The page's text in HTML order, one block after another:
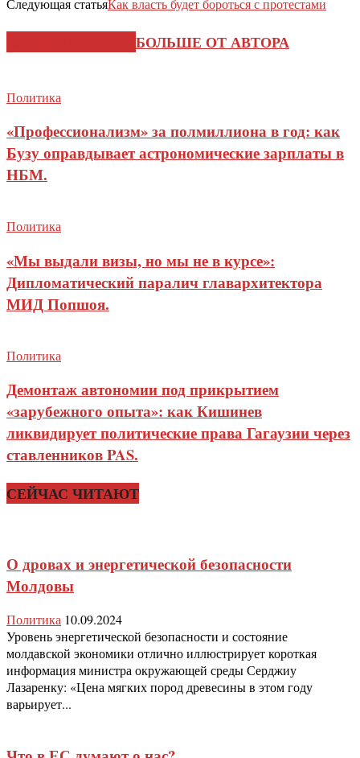
Следующая статьяКак власть будет бороться с протестами
БОЛЬШЕ ОТ АВТОРА
Политика
«Профессионализм» за полмиллиона в год: как
Бузу оправдывает астрономические зарплаты в
НБМ.
Политика
«Мы выдали визы, но мы не в курсе»:
Дипломатический паралич главархитектора
МИД Попшоя.
Политика
Демонтаж автономии под прикрытием
«зарубежного опыта»: как Кишинев
ликвидирует политические права Гагаузии через
ставленников PAS.
СЕЙЧАС ЧИТАЮТ
О дровах и энергетической безопасности
Молдовы
Политика 10.09.2024
Уровень энергетической безопасности и состояние
молдавской экономики отлично иллюстрирует короткая
информация министра окружающей среды Серджиу
Лазаренку: «Цена мягких пород древесины в этом году
варьирует...